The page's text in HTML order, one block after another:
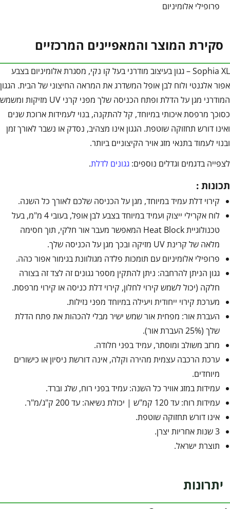
פרופילי אלומיניום
סקירת המוצר והמאפיינים המרכזיים
Sophia XL – גגון בעיצוב מודרני בעל קו נקי, מסגרת אלומיניום בצבע
אפור אלגנטי ולוח לבן אופל המשדרג את המראה החיצוני של הבית. הגגון
המודרני מגן על הדלת ופתח הכניסה שלך מפני קרני UV מזיקות ומשמש
כסוכך מרפסת איכותי במיוחד, קל להתקנה, בנוי לעמידות ארוכת שנים
ואינו דורש תחזוקה שוטפת. הגגון אינו מצהיב, נסדק או נשבר לאורך זמן
ובנוי לעמוד בתנאי מזג אויר הקיצוניים ביותר.
לצפייה בדגמים וגדלים נוספים: גגונים לדלת.
תכונות :
קירוי דלת עמיד במיוחד, מגן על הכניסה שלכם לאורך כל השנה.
לוח אקרילי ייצוק ועמיד במיוחד בצבע לבן אופל, בעובי 4 מ"מ, בעל
טכנולוגיית Heat Block המאפשר מעבר אור חלקי, תוך חסימה
מלאה של קרינת UV מזיקה ובכך מגן על הכניסה שלך.
פרופילי אלומיניום עם תומכות פלדה מגולוונת בגימור אפור כהה.
גגון הניתן להרחבה: ניתן להתקין מספר גגונים זה לצד זה בצורה
חלקה (יכול לשמש קירוי לחלון, קירוי דלת כניסה או קירוי מרפסת.
מערכת קירוי ייחודית ויעילה במיוחד מפני נזילות.
העברת אור: מפחית אור שמש ישיר מבלי להכהות את פתח הדלת
שלך (25% העברת אור).
מרזב משולב ומוסתר, עמיד בפני חלודה.
ערכת הרכבה עצמית מהירה וקלה, אינה דורשת ניסיון או כישורים
מיוחדים.
עמידות במזג אוויר כל השנה: עמיד בפני רוח, שלג וברד.
עמידות רוח: עד 120 קמ"ש | יכולת נשיאה: עד 200 ק"ג/מ"ר.
אינו דורש תחזוקה שוטפת.
3 שנות אחריות יצרן.
תוצרת ישראל.
יתרונות